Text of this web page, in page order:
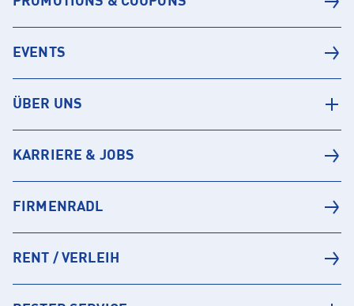
EVENTS
ÜBER UNS
KARRIERE & JOBS
FIRMENRADL
RENT / VERLEIH